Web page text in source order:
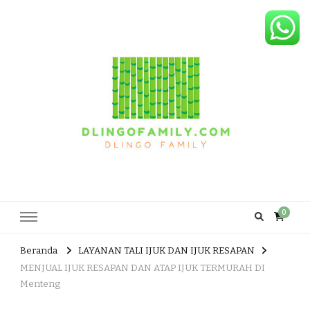
0
Beranda
LAYANAN TALI IJUK DAN IJUK RESAPAN
MENJUAL IJUK RESAPAN DAN ATAP IJUK TERMURAH DI
Menteng